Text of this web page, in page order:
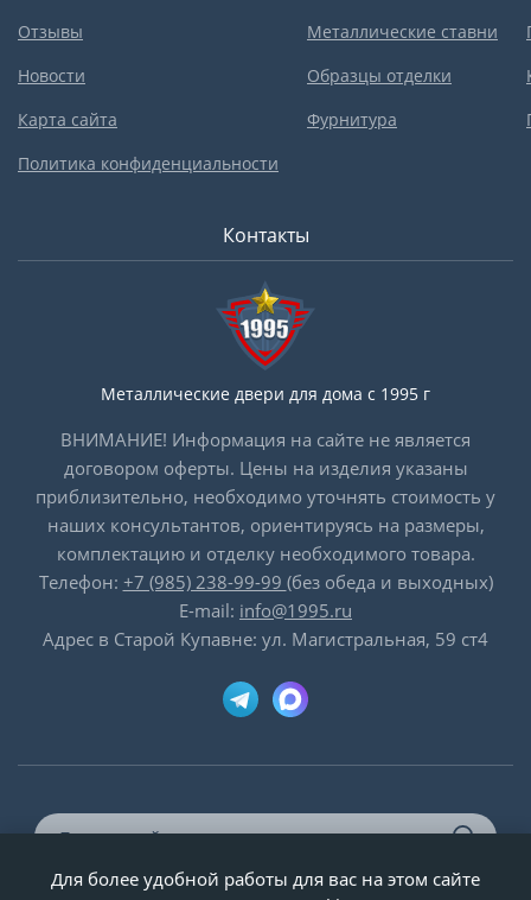
Отзывы
Новости
Карта сайта
Политика конфиденциальности
Металлические ставни
Образцы отделки
Фурнитура
Контакты
Металлические двери для дома с 1995 г
ВНИМАНИЕ! Информация на сайте не является
договором оферты. Цены на изделия указаны
приблизительно, необходимо уточнять стоимость у
наших консультантов, ориентируясь на размеры,
комплектацию и отделку необходимого товара.
Телефон: +7 (985) 238-99-99 (без обеда и выходных)
E-mail: info@1995.ru
Адрес в Старой Купавне: ул. Магистральная, 59 ст4
© ООО «Двери-и-точка», ИНН 5020092947, 1995-2026 г.
Для более удобной работы для вас на этом сайте